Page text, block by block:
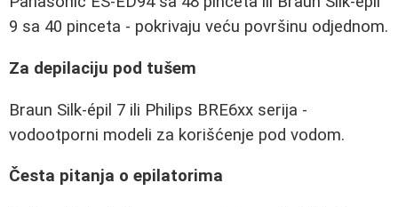
9 sa 40 pinceta - pokrivaju veću površinu odjednom.
Za depilaciju pod tušem
Braun Silk-épil 7 ili Philips BRE6xx serija -
vodootporni modeli za korišćenje pod vodom.
Česta pitanja o epilatorima